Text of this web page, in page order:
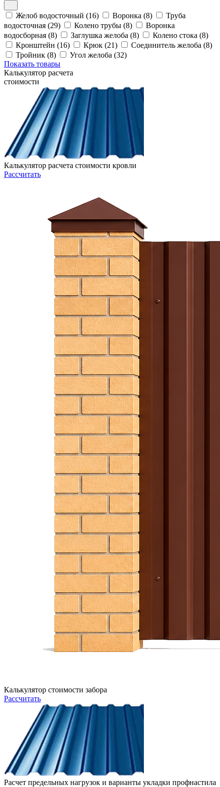
Желоб водосточный (16) Воронка (8)
Труба
водосточная (29)
Колено трубы (8)
Воронка
водосборная (8)
Заглушка желоба (8)
Колено стока (8)
Кронштейн (16)
Крюк (21)
Соединитель желоба (8)
Тройник (8)
Угол желоба (32)
Показать товары
Калькулятор расчета
стоимости
Калькулятор расчета стоимости кровли
Рассчитать
Калькулятор стоимости забора
Рассчитать
Расчет предельных нагрузок и варианты укладки профнастила